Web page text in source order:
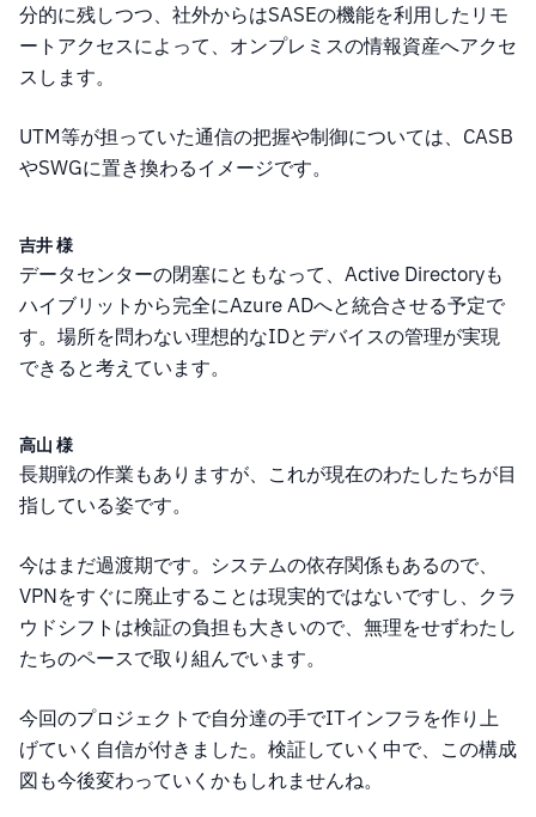
分的に残しつつ、社外からはSASEの機能を利用したリモ
ートアクセスによって、オンプレミスの情報資産へアクセ
スします。
UTM等が担っていた通信の把握や制御については、CASB
やSWGに置き換わるイメージです。
吉井 様
データセンターの閉塞にともなって、Active Directoryも
ハイブリットから完全にAzure ADへと統合させる予定で
す。場所を問わない理想的なIDとデバイスの管理が実現
できると考えています。
高山 様
長期戦の作業もありますが、これが現在のわたしたちが目
指している姿です。
今はまだ過渡期です。システムの依存関係もあるので、
VPNをすぐに廃止することは現実的ではないですし、クラ
ウドシフトは検証の負担も大きいので、無理をせずわたし
たちのペースで取り組んでいます。
今回のプロジェクトで自分達の手でITインフラを作り上
げていく自信が付きました。検証していく中で、この構成
図も今後変わっていくかもしれませんね。